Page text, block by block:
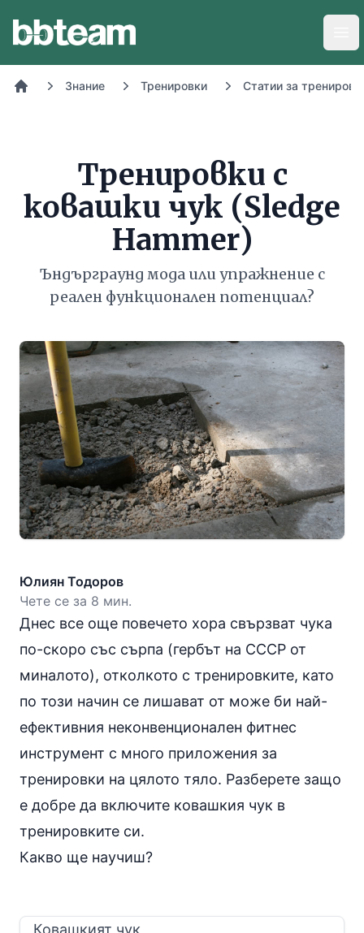
Знание Тренировки Статии за
Тренировки с
ковашки чук (Sledge
Hammer)
Ъндърграунд мода или упражнение с
реален функционален потенциал?
Юлиян Тодоров
Чете се за 8 мин.
Днес все още повечето хора свързват чука
по-скоро със сърпа (гербът на СССР от
миналото), отколкото с тренировките, като
по този начин се лишават от може би най-
ефективния неконвенционален фитнес
инструмент с много приложения за
тренировки на цялото тяло. Разберете защо
е добре да включите ковашкия чук в
тренировките си.
Какво ще научиш?
Ковашкият чук